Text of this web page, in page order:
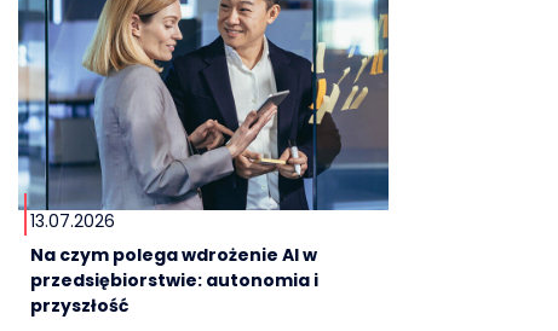
13.07.2026
Na czym polega wdrożenie AI w
przedsiębiorstwie: autonomia i
przyszłość